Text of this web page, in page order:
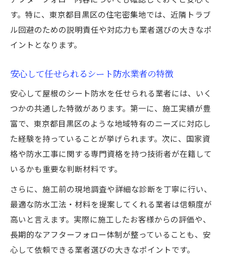
す。特に、東京都目黒区の住宅密集地では、近隣トラブ
ル回避のための説明責任や対応力も業者選びの大きなポ
イントとなります。
安心して任せられるシート防水業者の特徴
安心して屋根のシート防水を任せられる業者には、いく
つかの共通した特徴があります。第一に、施工実績が豊
富で、東京都目黒区のような地域特有のニーズに対応し
た経験を持っていることが挙げられます。次に、国家資
格や防水工事に関する専門資格を持つ技術者が在籍して
いるかも重要な判断材料です。
さらに、施工前の現地調査や詳細な診断を丁寧に行い、
最適な防水工法・材料を提案してくれる業者は信頼度が
高いと言えます。実際に施工したお客様からの評価や、
長期的なアフターフォロー体制が整っていることも、安
心して依頼できる業者選びの大きなポイントです。